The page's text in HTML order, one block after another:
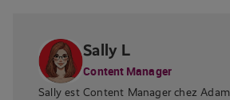
Sally L
Content Manager
Sally est Content Manager chez